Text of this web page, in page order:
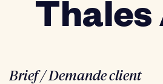
Thales
Brief / Demande client